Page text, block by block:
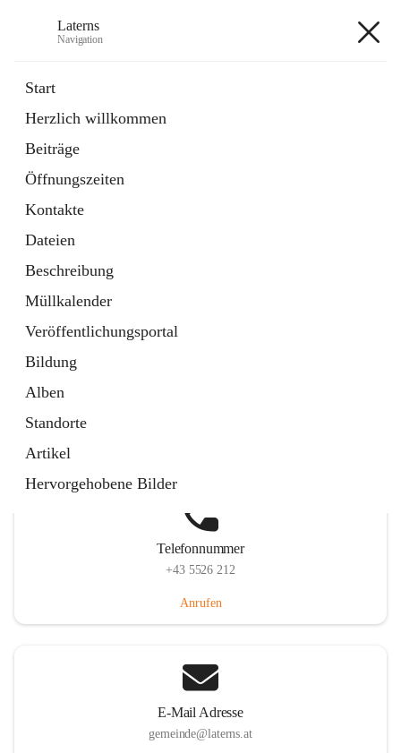
Laterns
Navigation
Start
Herzlich willkommen
Beiträge
Öffnungszeiten
Kontakte
Dateien
Beschreibung
Müllkalender
Veröffentlichungsportal
Bildung
Alben
Standorte
Artikel
Hervorgehobene Bilder
11 Schnellzugriffe
Soziales
1 Schnellzugriff
Telefonnummer
+43 5526 212
Anrufen
E-Mail Adresse
gemeinde@laterns.at